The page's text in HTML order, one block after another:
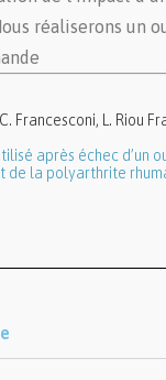
réaliserons un
Francesconi, L. Riou
après échec d’un
de la polyarthrite